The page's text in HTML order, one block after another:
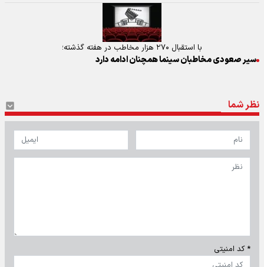
با استقبال ۲۷۰ هزار مخاطب در هفته گذشته؛
سیر صعودی مخاطبان سینما همچنان ادامه دارد
نظر شما
* کد امنیتی